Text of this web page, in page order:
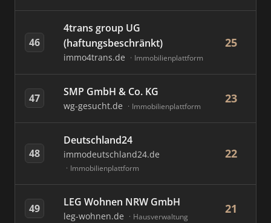
46
4trans group UG
(haftungsbeschränkt)
immo4trans.de Immobilienplattform
25
47 SMP GmbH & Co. KG
wg-gesucht.de Immobilienplattform
23
48
Deutschland24
immodeutschland24.de
Immobilienplattform
22
49 LEG Wohnen NRW GmbH
leg-wohnen.de Hausverwaltung
21